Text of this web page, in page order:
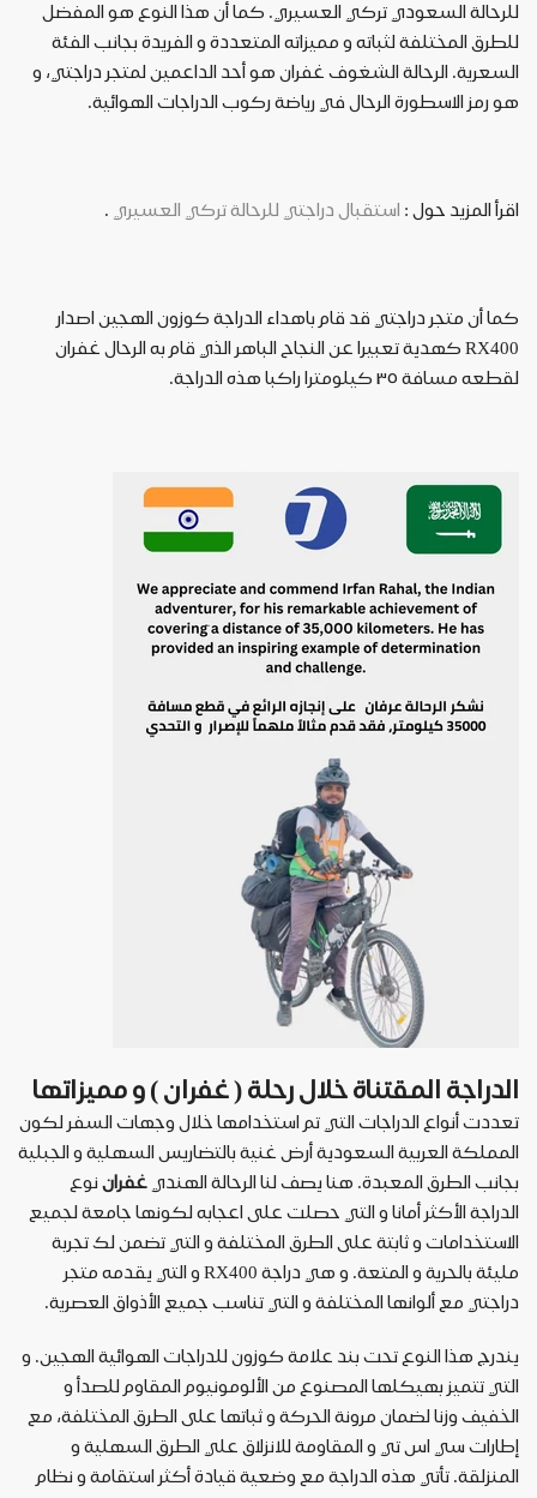
للرحالة السعودي تركي العسيري . كما أن هذا النوع هو المفضل
للطرق المختلفة لثباته و مميزاته المتعددة و الفريدة بجانب الفئة
السعرية. الرحالة الشغوف غفران هو أحد الداعمين لمتجر دراجتي، و
هو رمز الاسطورة الرحال في رياضة ركوب الدراجات الهوائية.
اقرأ المزيد حول : استقبال دراجتي للرحالةتركي العسيري .
كما أن متجر دراجتي قد قام باهداء الدراجة كوزون الهجين اصدار
RX400 كهديةتعبيرا عن النجاح الباهر الذي قام به الرحال غفران
لقطعه مسافة ٣٥ كيلومترا راكبا هذه الدراجة.
الدراجة المقتناة خلال رحلة (غفران ) و مميزاتها
تعددت أنواع الدراجات التي تم استخدامها خلال وجهات السفر لكون
المملكة العربية السعودية أرض غنية بالتضاريس السهلية و الجبلية
بجانب الطرق المعبدة. هنا يصف لنا الرحالة الهندي غفران نوع
الدراجة الأكثر أمانا و التي حصلت على اعجابه لكونها جامعة لجميع
الاستخدامات وثابتة على الطرق المختلفة و التي تضمن لكتجربة
مليئة بالحرية و المتعة. و هي دراجة و التي يقدمه متجر
دراجتي مع ألوانها المختلفة و التي تناسب جميع الأذواق العصرية.
يندرج هذا النوع تحت بند علامة كوزون للدراجات الهوائية الهجين. و
التي تتميز بهيكلها المصنوع من الألومونيوم المقاوم للصدأ و
الخفيف وزنا لضمان مرونة الحركة وثباتها على الطرق المختلفة، مع
إطارات سي استي و المقاومة للانزلاق علي الطرق السهلية و
المنزلقة. تأتي هذه الدراجة مع وضعية قيادة أكثر استقامة و نظام